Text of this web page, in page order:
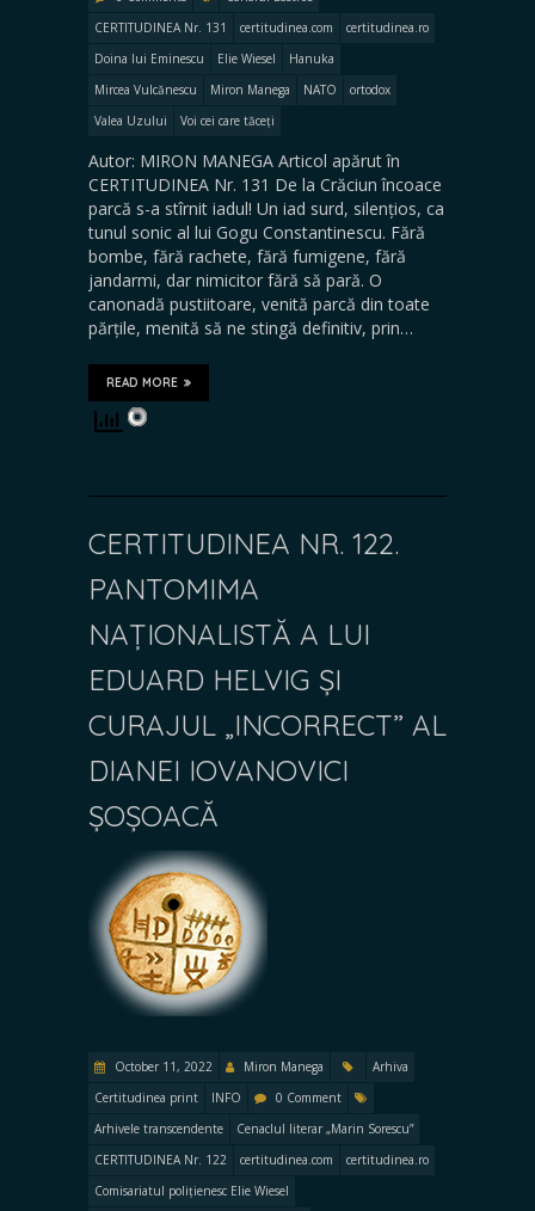
CERTITUDINEA Nr. 131
certitudinea.com
certitudinea.ro
Doina lui Eminescu
Elie Wiesel
Hanuka
Mircea Vulcănescu
Miron Manega NATO
ortodox
Valea Uzului
Voi cei care tăceți
Autor: MIRON MANEGA Articol apărut în
CERTITUDINEA Nr. 131 De la Crăciun încoace
parcă s-a stîrnit iadul! Un iad surd, silențios, ca
tunul sonic al lui Gogu Constantinescu. Fără
bombe, fără rachete, fără fumigene, fără
jandarmi, dar nimicitor fără să pară. O
canonadă pustiitoare, venită parcă din toate
părțile, menită să ne stingă definitiv, prin…
READ MORE
CERTITUDINEA NR. 122.
PANTOMIMA
NAȚIONALISTĂ A LUI
EDUARD HELVIG ȘI
CURAJUL „INCORRECT” AL
DIANEI IOVANOVICI
ȘOȘOACĂ
October 11, 2022 Miron Manega
Arhiva
Certitudinea print
INFO
0 Comment
Arhivele transcendente
Cenaclul literar „Marin Sorescu”
CERTITUDINEA Nr. 122
certitudinea.com
certitudinea.ro
Comisariatul polițienesc Elie Wiesel